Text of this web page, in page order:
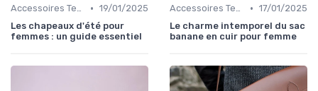
Accessoires Tendance • 19/01/2025
Les chapeaux d'été pour
femmes : un guide essentiel
Accessoires Tendance • 17/01/2025
Le charme intemporel du sac
banane en cuir pour femme